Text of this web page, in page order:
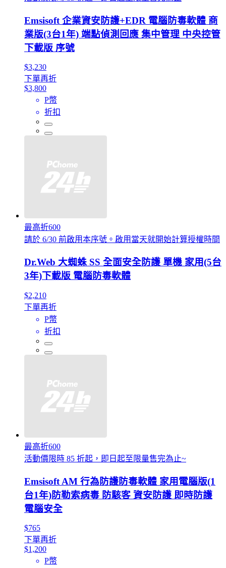
Emsisoft 企業資安防護+EDR 電腦防毒軟體 商
業版(3台1年) 端點偵測回應 集中管理 中央控管
下載版 序號
$3,230
下單再折
$3,800
P幣
折扣
最高折600
請於 6/30 前啟用本序號。啟用當天就開始計算授權時間
Dr.Web 大蜘蛛 SS 全面安全防護 單機 家用(5台
3年)下載版 電腦防毒軟體
$2,210
下單再折
P幣
折扣
最高折600
活動價限時 85 折起，即日起至限量售完為止~
Emsisoft AM 行為防護防毒軟體 家用電腦版(1
台1年)防勒索病毒 防駭客 資安防護 即時防護
電腦安全
$765
下單再折
$1,200
P幣